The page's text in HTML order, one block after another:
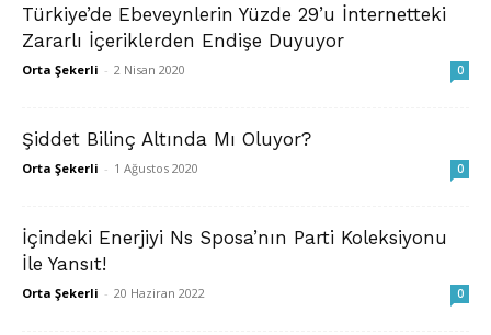
Türkiye’de Ebeveynlerin Yüzde 29’u İnternetteki
Zararlı İçeriklerden Endişe Duyuyor
Orta Şekerli - 2 Nisan 2020 0
Şiddet Bilinç Altında Mı Oluyor?
Orta Şekerli - 1 Ağustos 2020 0
İçindeki Enerjiyi Ns Sposa’nın Parti Koleksiyonu
İle Yansıt!
Orta Şekerli - 20 Haziran 2022 0